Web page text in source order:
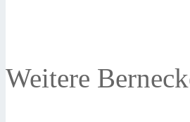
Weitere